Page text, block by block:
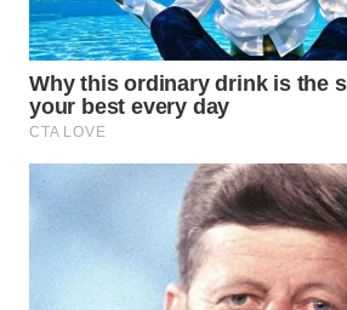
WN
CIREBON
WN
KUNINGAN